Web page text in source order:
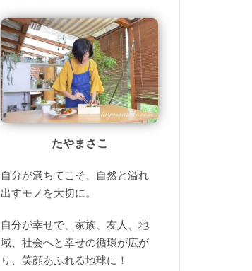
たやまさこ
自分が満ちてこそ、自然と溢れ
出すモノを大切に。
自分が幸せで、家族、友人、地
域、社会へと幸せの循環が広が
り、笑顔あふれる地球に！